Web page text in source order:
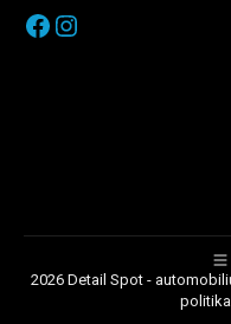
Facebook
Instagram
2026 Detail Spot -
politika